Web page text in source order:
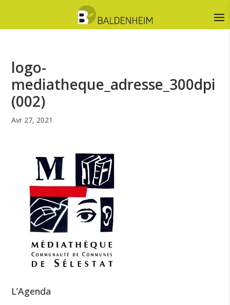
logo-
mediatheque_adresse_300dpi
(002)
Avr 27, 2021
L’Agenda